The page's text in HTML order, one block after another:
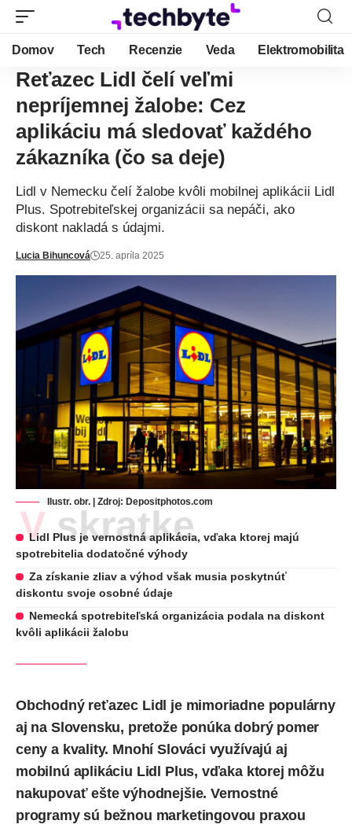
Domov Tech Recenzie Veda Elektromobilita
Reťazec Lidl čelí veľmi
nepríjemnej žalobe: Cez
aplikáciu má sledovať každého
zákazníka (čo sa deje)
Lidl v Nemecku čelí žalobe kvôli mobilnej aplikácii Lidl
Plus. Spotrebiteľskej organizácii sa nepáči, ako
diskont nakladá s údajmi.
Lucia Bihuncová 25. apríla 2025
Ilustr. obr. | Zdroj: Depositphotos.com
V skratke
Lidl Plus je vernostná aplikácia, vďaka ktorej majú
spotrebitelia dodatočné výhody
Za získanie zliav a výhod však musia poskytnúť
diskontu svoje osobné údaje
Nemecká spotrebiteľská organizácia podala na diskont
kvôli aplikácii žalobu
Obchodný reťazec Lidl je mimoriadne populárny
aj na Slovensku, pretože ponúka dobrý pomer
ceny a kvality. Mnohí Slováci využívajú aj
mobilnú aplikáciu Lidl Plus, vďaka ktorej môžu
nakupovať ešte výhodnejšie. Vernostné
programy sú bežnou marketingovou praxou